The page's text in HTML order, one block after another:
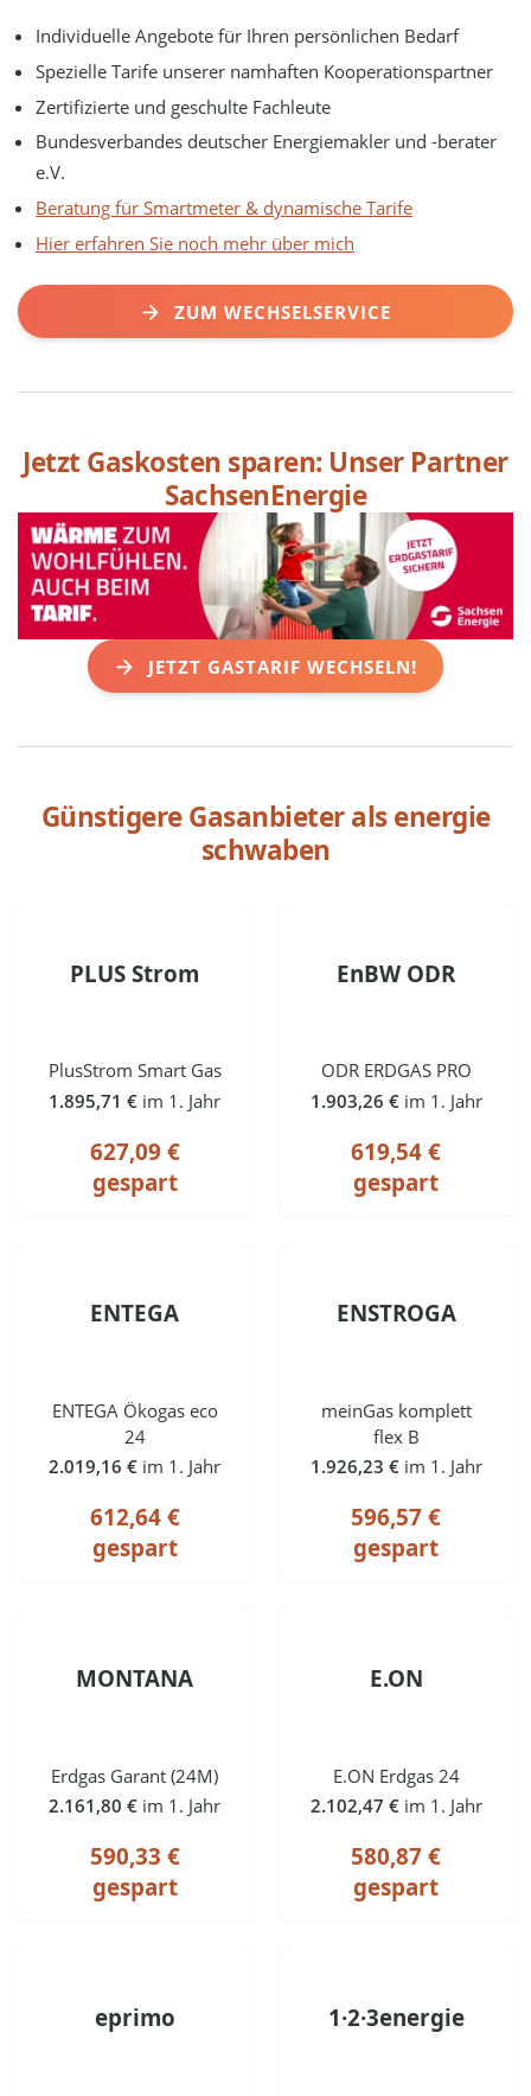
Individuelle Angebote für Ihren persönlichen Bedarf
Spezielle Tarife unserer namhaften Kooperationspartner
Zertifizierte und geschulte Fachleute
Bundesverbandes deutscher Energiemakler und -berater
e.V.
Beratung für Smartmeter & dynamische Tarife
Hier erfahren Sie noch mehr über mich
ZUM WECHSELSERVICE
Jetzt Gaskosten sparen: Unser Partner
SachsenEnergie
JETZT GASTARIF WECHSELN!
Günstigere Gasanbieter alsenergie
schwaben
PLUS Strom
PlusStrom Smart Gas
1.895,71 € im 1. Jahr
627,09 €
gespart
EnBW ODR
ODR ERDGAS PRO
1.903,26 € im 1. Jahr
619,54 €
gespart
ENTEGA
ENTEGA Ökogas eco
24
2.019,16 € im 1. Jahr
612,64 €
gespart
ENSTROGA
meinGas komplett
flex B
1.926,23 € im 1. Jahr
596,57 €
gespart
MONTANA
Erdgas Garant (24M)
2.161,80 € im 1. Jahr
590,33 €
gespart
E.ON
E.ON Erdgas 24
2.102,47 € im 1. Jahr
580,87 €
gespart
eprimo 1·2·3energie